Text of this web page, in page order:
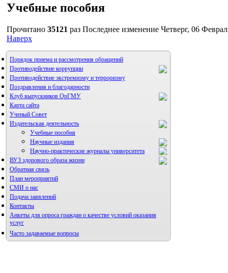
Учебные пособия
Прочитано 35121 раз Последнее изменение Четверг, 06
Наверх
Порядок приема и рассмотрения обращений
Противодействие коррупции
Противодействие экстремизму и терроризму
Поздравления и благодарности
Клуб выпускников ОрГМУ
Карта сайта
Ученый Совет
Издательская деятельность
Учебные пособия
Научные издания
Научно-практические журналы университета
рецензирования и опубликования
научных статей
ВУЗ здорового образа жизни
Фотогалерея
Обратная связь
План мероприятий
СМИ о нас
Подача заявлений
Контакты
Анкеты для опроса граждан о качестве условий оказания
услуг
Часто задаваемые вопросы